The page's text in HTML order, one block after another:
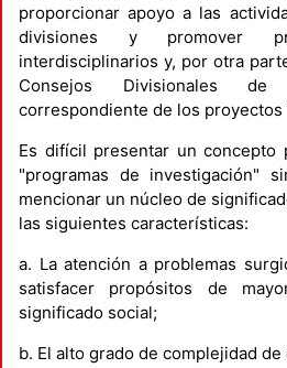
proporcionar apoyo a las
divisiones y promover
interdisciplinarios y, por otra
Consejos Divisionales
correspondiente de los
Es difícil presentar un concepto
"programas de investigación"
mencionar un núcleo de
las siguientes características:
a. La atención a problemas
satisfacer propósitos de
significado social;
b. El alto grado de complejidad